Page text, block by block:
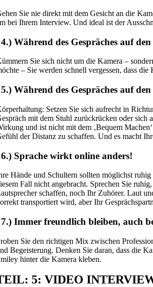
Sie nie direkt mit dem Gesicht an die
bei Ihrem Interview. Und ideal ist der
Während des Gespräches auf
Sie sich nicht um die Kamera –
– Sie werden schnell vergessen, dass die
Während des Gespräches auf
Setzen Sie sich aufrecht in
mit dem Stuhl zurückrücken oder sich
und ist nicht mit dem ‚Bequem
der Distanz zu schaffen. Und es macht
Sprache wirkt online anders!
Hände und Schultern sollten möglichst
Fall nicht angebracht. Sprechen Sie
schaffen, noch Ihr Zuhörer. Laut
transportiert wird, aber Ihr
Immer freundlich bleiben, auch
Sie den richtigen Mix zwischen
Begeisterung. Denken Sie daran, dass die
hinter die Kamera kleben.
5: VIDEO